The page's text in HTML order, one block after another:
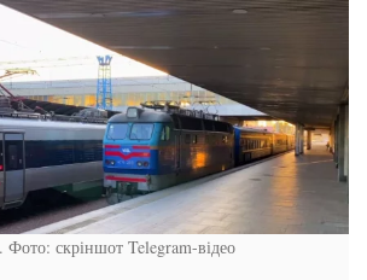
Фото: скріншот Telegram-відео